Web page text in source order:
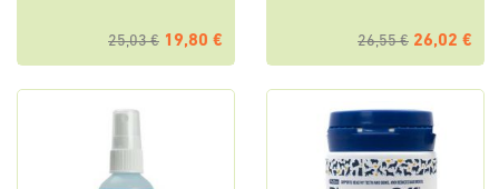
25,03 € 19,80 € 26,55 € 26,02 €